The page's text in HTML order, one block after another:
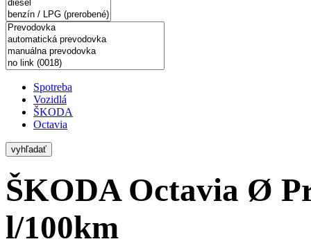
Spotreba
Vozidlá
ŠKODA
Octavia
vyhľadať
ŠKODA Octavia Ø
l/100km